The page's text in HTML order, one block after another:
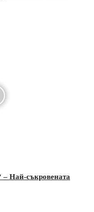
– Най-съкровената